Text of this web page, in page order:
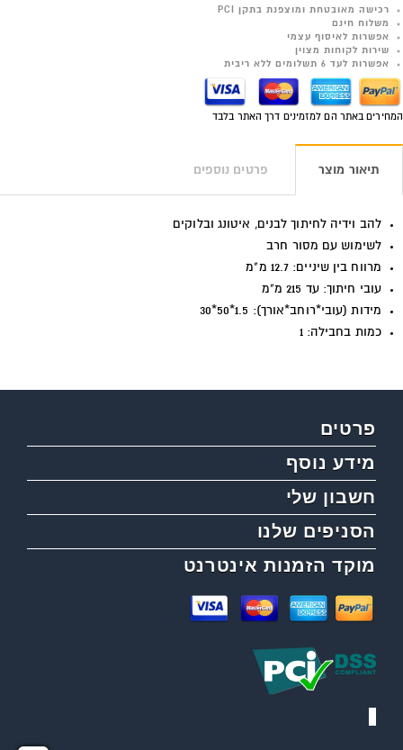
רכישה מאובטחת ומוצפנת בתקן PCI
משלוח חינם
אפשרות לאיסוף עצמי
שירות לקוחות מצוין
אפשרות לעד 6 תשלומים ללא ריבית
המחירים באתר הם למזמינים דרך האתר בלבד
תיאור מוצר פרטים נוספים
להב וידיה לחיתוך לבנים, איטונג ובלוקים
לשימוש עם מסור חרב
מרווח בין שיניים: 12.7 מ"מ
עובי חיתוך: עד 215 מ"מ
מידות (עובי*רוחב*אורך): 1.5*50*30
כמות בחבילה: 1
פרטים
מידע נוסף
חשבון שלי
הסניפים שלנו
מוקד הזמנות אינטרנט